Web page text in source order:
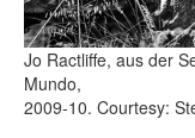
Jo Ractliffe, aus der
Mundo,
2009-10. Courtesy: